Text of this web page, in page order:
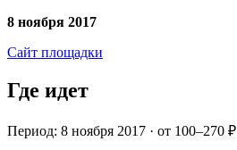
8 ноября 2017
Сайт площадки
Где идет
Период: 8 ноября 2017 · от 100–270 ₽